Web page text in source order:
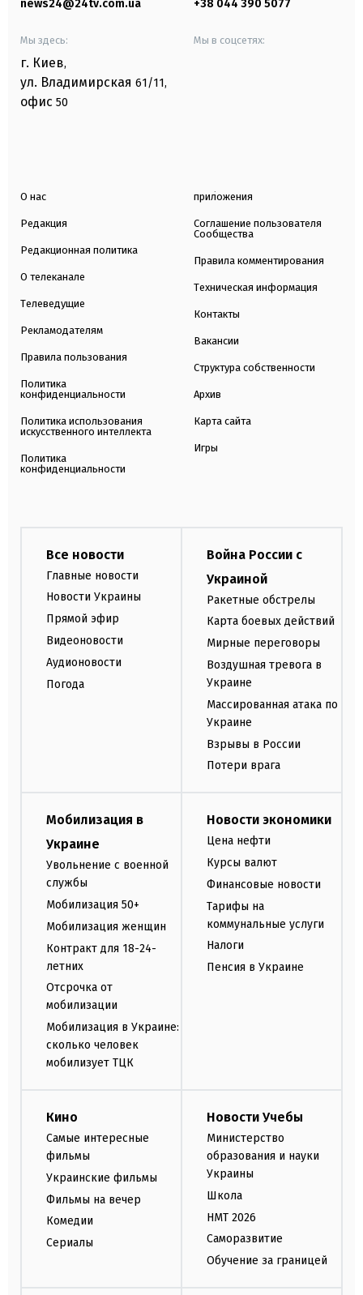
news24@24tv.com.ua +38 044 390 5077
Мы здесь:
г. Киев,
ул. Владимирская 61/11,
офис 50
Мы в соцсетях:
О нас
Редакция
Редакционная политика
О телеканале
Телеведущие
Рекламодателям
Правила пользования
Политика
конфиденциальности
Политика использования
искусственного интеллекта
Политика
конфиденциальности
приложения
Соглашение пользователя
Сообщества
Правила комментирования
Техническая информация
Контакты
Вакансии
Структура собственности
Архив
Карта сайта
Игры
Все новости
Главные новости
Новости Украины
Прямой эфир
Видеоновости
Аудионовости
Погода
Война России с
Украиной
Ракетные обстрелы
Карта боевых действий
Мирные переговоры
Воздушная тревога в
Украине
Массированная атака по
Украине
Взрывы в России
Потери врага
Мобилизация в
Украине
Увольнение с военной
службы
Мобилизация 50+
Мобилизация женщин
Контракт для 18-24-
летних
Отсрочка от
мобилизации
Мобилизация в Украине:
сколько человек
мобилизует ТЦК
Новости экономики
Цена нефти
Курсы валют
Финансовые новости
Тарифы на
коммунальные услуги
Налоги
Пенсия в Украине
Кино
Самые интересные
фильмы
Украинские фильмы
Фильмы на вечер
Комедии
Сериалы
Новости Учебы
Министерство
образования и науки
Украины
Школа
НМТ 2026
Саморазвитие
Обучение за границей